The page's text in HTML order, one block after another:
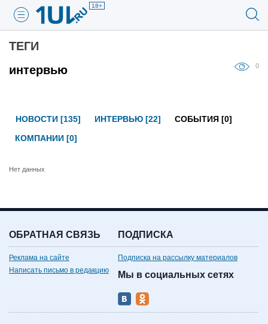
18+
ТЕГИ
интервью
0
НОВОСТИ [135] ИНТЕРВЬЮ [22]
СОБЫТИЯ [0]
КОМПАНИИ [0]
Нет данных
ОБРАТНАЯ СВЯЗЬ
Реклама на сайте
Написать письмо в редакцию
ПОДПИСКА
Подписка на рассылку материалов
Мы в социальных сетях